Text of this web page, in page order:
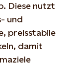
Diese nutzt
und
preisstabile
damit